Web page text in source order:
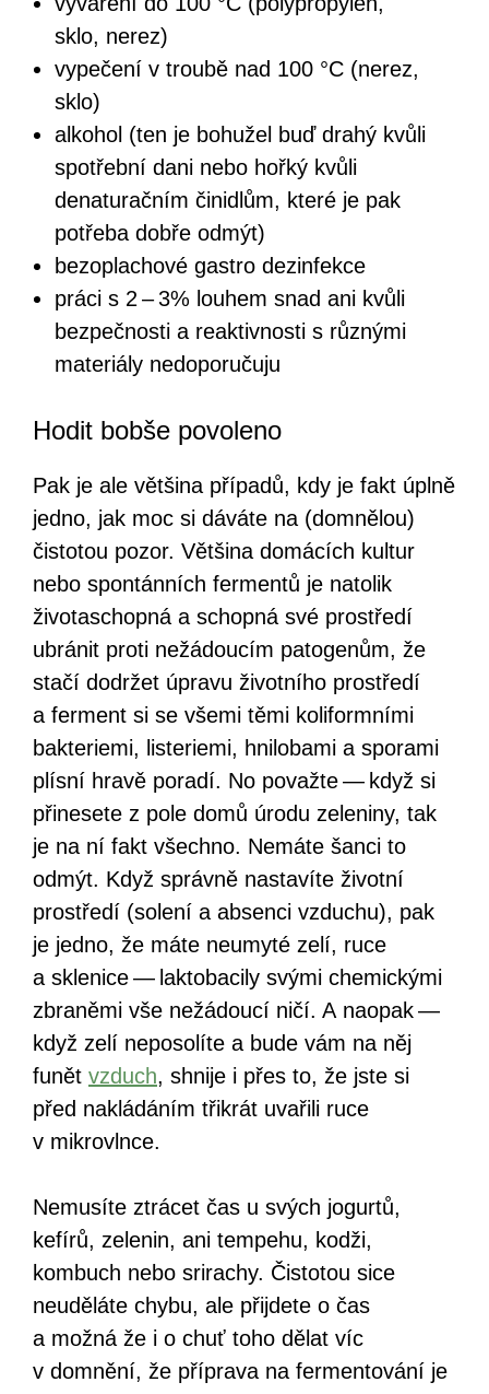
sklo, nerez)
vypečení v troubě nad 100 °C (nerez,
sklo)
alkohol (ten je bohužel buď drahý kvůli
spotřební dani nebo hořký kvůli
denaturačním činidlům, které je pak
potřeba dobře odmýt)
bezoplachové gastro dezinfekce
práci s 2 – 3% louhem snad ani kvůli
bezpečnosti a reaktivnosti s různými
materiály nedoporučuju
Hodit bobše povoleno
Pak je ale většina případů, kdy je fakt úplně
jedno, jak moc si dáváte na (domnělou)
čistotou pozor. Většina domácích kultur
nebo spontánních fermentů je natolik
životaschopná a schopná své prostředí
ubránit proti nežádoucím patogenům, že
stačí dodržet úpravu životního prostředí
a ferment si se všemi těmi koliformními
bakteriemi, listeriemi, hnilobami a sporami
plísní hravě poradí. No považte — když si
přinesete z pole domů úrodu zeleniny, tak
je na ní fakt všechno. Nemáte šanci to
odmýt. Když správně nastavíte životní
prostředí (solení a absenci vzduchu), pak
je jedno, že máte neumyté zelí, ruce
a sklenice — laktobacily svými chemickými
zbraněmi vše nežádoucí ničí. A naopak —
když zelí neposolíte a bude vám na něj
funět vzduch, shnije i přes to, že jste si
před nakládáním třikrát uvařili ruce
v mikrovlnce.
Nemusíte ztrácet čas u svých jogurtů,
kefírů, zelenin, ani tempehu, kodži,
kombuch nebo srirachy. Čistotou sice
neuděláte chybu, ale přijdete o čas
a možná že i o chuť toho dělat víc
v domnění, že příprava na fermentování je